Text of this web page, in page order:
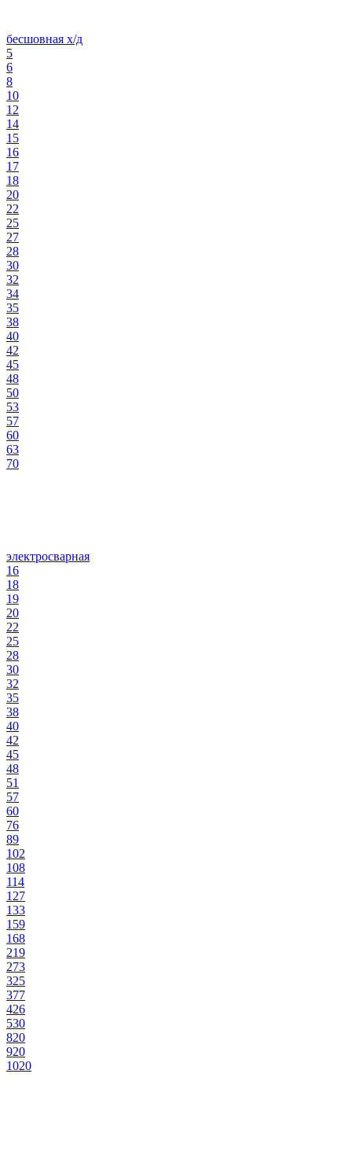
бесшовная х/д
5
6
8
10
12
14
15
16
17
18
20
22
25
27
28
30
32
34
35
38
40
42
45
48
50
53
57
60
63
70
электросварная
16
18
19
20
22
25
28
30
32
35
38
40
42
45
48
51
57
60
76
89
102
108
114
127
133
159
168
219
273
325
377
426
530
820
920
1020